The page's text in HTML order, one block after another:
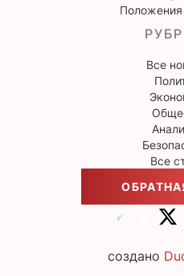
Положения
Все
Все
создано